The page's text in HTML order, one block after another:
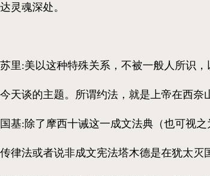
灵魂深处。
:美以这种特殊关系，不被一般人所识，
天谈的主题。所谓约法，就是上帝在西奈
:除了摩西十诫这一成文法典（也可视之
律法或者说非成文宪法塔木德是在犹太